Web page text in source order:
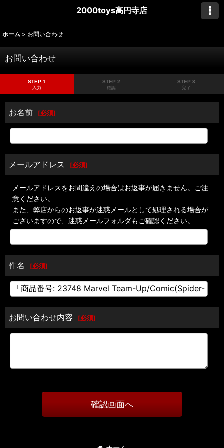
2000toys高円寺店
ホーム > お問い合わせ
お問い合わせ
STEP 1
入力
STEP 2
確認
STEP 3
完了
お名前 [必須]
メールアドレス [必須]
メールアドレスをお間違えの場合はお返事が届きません。ご注
意ください。
また、弊店からのお返事が迷惑メールとして処理される場合が
ございますので、迷惑メールフォルダもご確認ください。
件名 [必須]
お問い合わせ内容 [必須]
確認画面へ